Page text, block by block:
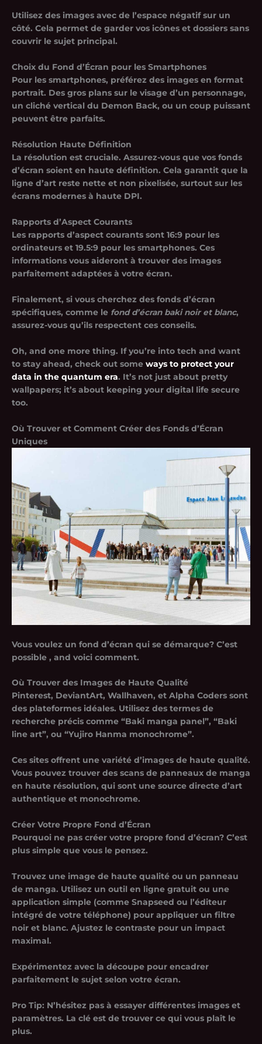
Utilisez des images avec de l’espace négatif sur un
côté. Cela permet de garder vos icônes et dossiers sans
couvrir le sujet principal.
Choix du Fond d’Écran pour les Smartphones
Pour les smartphones, préférez des images en format
portrait. Des gros plans sur le visage d’un personnage,
un cliché vertical du Demon Back, ou un coup puissant
peuvent être parfaits.
Résolution Haute Définition
La résolution est cruciale. Assurez-vous que vos fonds
d’écran soient en haute définition. Cela garantit que la
ligne d’art reste nette et non pixelisée, surtout sur les
écrans modernes à haute DPI.
Rapports d’Aspect Courants
Les rapports d’aspect courants sont 16:9 pour les
ordinateurs et 19.5:9 pour les smartphones. Ces
informations vous aideront à trouver des images
parfaitement adaptées à votre écran.
Finalement, si vous cherchez des fonds d’écran
spécifiques, comme le fond d’écran baki noir et blanc,
assurez-vous qu’ils respectent ces conseils.
Oh, and one more thing. If you’re into tech and want
to stay ahead, check out some ways to protect your
data in the quantum era. It’s not just about pretty
wallpapers; it’s about keeping your digital life secure
too.
Où Trouver et Comment Créer des Fonds d’Écran
Uniques
Vous voulez un fond d’écran qui se démarque? C’est
possible , and voici comment.
Où Trouver des Images de Haute Qualité
Pinterest, DeviantArt, Wallhaven, et Alpha Coders sont
des plateformes idéales. Utilisez des termes de
recherche précis comme “Baki manga panel”, “Baki
line art”, ou “Yujiro Hanma monochrome”.
Ces sites offrent une variété d’images de haute qualité.
Vous pouvez trouver des scans de panneaux de manga
en haute résolution, qui sont une source directe d’art
authentique et monochrome.
Créer Votre Propre Fond d’Écran
Pourquoi ne pas créer votre propre fond d’écran? C’est
plus simple que vous le pensez.
Trouvez une image de haute qualité ou un panneau
de manga. Utilisez un outil en ligne gratuit ou une
application simple (comme Snapseed ou l’éditeur
intégré de votre téléphone) pour appliquer un filtre
noir et blanc. Ajustez le contraste pour un impact
maximal.
Expérimentez avec la découpe pour encadrer
parfaitement le sujet selon votre écran.
Pro Tip: N’hésitez pas à essayer différentes images et
paramètres. La clé est de trouver ce qui vous plaît le
plus.